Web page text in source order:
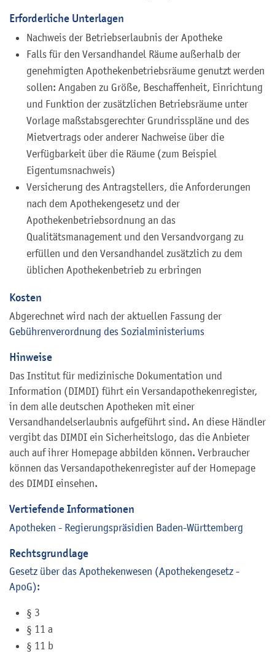
Erforderliche Unterlagen
Nachweis der Betriebserlaubnis der Apotheke
Falls für den Versandhandel Räume außerhalb der
genehmigten Apothekenbetriebsräume genutzt werden
sollen: Angaben zu Größe, Beschaffenheit, Einrichtung
und Funktion der zusätzlichen Betriebsräume unter
Vorlage maßstabsgerechter Grundrisspläne und des
Mietvertrags oder anderer Nachweise über die
Verfügbarkeit über die Räume (zum Beispiel
Eigentumsnachweis)
Versicherung des Antragstellers, die Anforderungen
nach dem Apothekengesetz und der
Apothekenbetriebsordnung an das
Qualitätsmanagement und den Versandvorgang zu
erfüllen und den Versandhandel zusätzlich zu dem
üblichen Apothekenbetrieb zu erbringen
Kosten
Abgerechnet wird nach der aktuellen Fassung der
Gebührenverordnung des Sozialministeriums
Hinweise
Das Institut für medizinische Dokumentation und
Information (DIMDI) führt ein Versandapothekenregister,
in dem alle deutschen Apotheken mit einer
Versandhandelserlaubnis aufgeführt sind. An diese Händler
vergibt das DIMDI ein Sicherheitslogo, das die Anbieter
auch auf ihrer Homepage abbilden können. Verbraucher
können das Versandapothekenregister auf der Homepage
des DIMDI einsehen.
Vertiefende Informationen
Apotheken - Regierungspräsidien Baden-Württemberg
Rechtsgrundlage
Gesetz über das Apothekenwesen (Apothekengesetz -
ApoG):
§ 3
§ 11 a
§ 11 b